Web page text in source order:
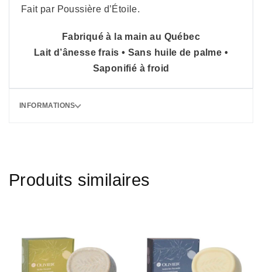
Fait par Poussière d’Étoile.
Fabriqué à la main au Québec
Lait d’ânesse frais • Sans huile de palme •
Saponifié à froid
INFORMATIONS
Produits similaires